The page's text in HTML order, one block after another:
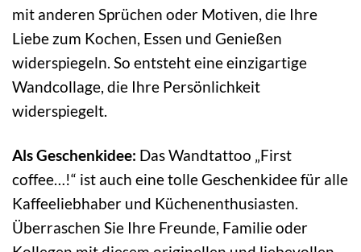
mit anderen Sprüchen oder Motiven, die Ihre
Liebe zum Kochen, Essen und Genießen
widerspiegeln. So entsteht eine einzigartige
Wandcollage, die Ihre Persönlichkeit
widerspiegelt.
Als Geschenkidee: Das Wandtattoo „First
coffee…!“ ist auch eine tolle Geschenkidee für alle
Kaffeeliebhaber und Küchenenthusiasten.
Überraschen Sie Ihre Freunde, Familie oder